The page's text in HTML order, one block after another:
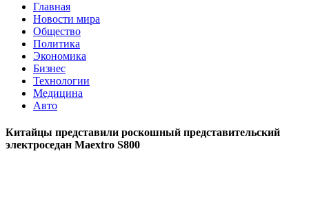
Главная
Новости мира
Общество
Политика
Экономика
Бизнес
Технологии
Медицина
Авто
Китайцы представили роскошный представительский
электроседан Maextro S800